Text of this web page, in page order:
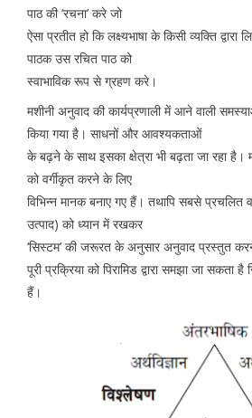
पाठ की ‘रचना’ करे जो
ऐसा प्रतीत हो कि लक्ष्यभाषा के किसी व्यक्ति द्वारा
पाठक उस रचित पाठ को
स्वाभाविक रूप से ग्रहण करे।
मशीनी अनुवाद की कार्यप्रणाली में आने वाली
किया गया है। साधनों और आवश्यकताओं
के बढ़ने के साथ इसका क्षेत्रा भी बढ़ता जा रहा है।
को वर्गीकृत करने के लिए
विभिन्न मानक बनाए गए हैं। तथापि सबसे प्रचलित
उत्पाद) को ध्यान में रखकर
‘सिस्टम’ की जरूरत के अनुसार अनुवाद प्रस्तुत
पूरी प्रक्रिया को पिरामिड द्वारा समझा जा सकता
हैं।